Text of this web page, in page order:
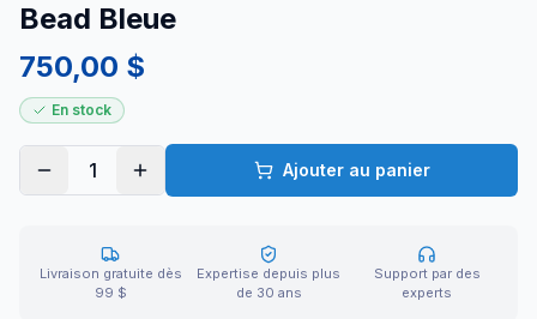
Bead Bleue
750,00 $
En stock
1 Ajouter au panier
Livraison gratuite dès
99 $
Expertise depuis plus
de 30 ans
Support par des
experts